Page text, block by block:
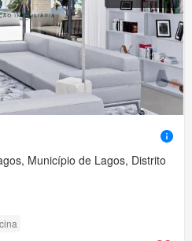
Município de Lagos, Distrito